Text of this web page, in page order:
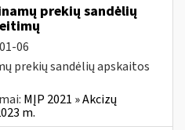
prekių sandėlių
06
prekių sandėlių apskaitos
MĮP 2021 » Akcizų
m.